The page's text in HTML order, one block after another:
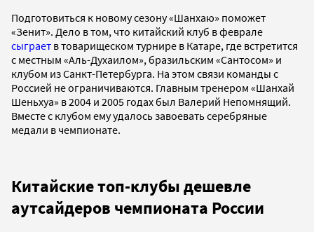
Подготовиться к новому сезону «Шанхаю» поможет
«Зенит». Дело в том, что китайский клуб в феврале
сыграет в товарищеском турнире в Катаре, где встретится
с местным «Аль-Духаилом», бразильским «Сантосом» и
клубом из Санкт-Петербурга. На этом связи команды с
Россией не ограничиваются. Главным тренером «Шанхай
Шеньхуа» в 2004 и 2005 годах был Валерий Непомнящий.
Вместе с клубом ему удалось завоевать серебряные
медали в чемпионате.
Китайские топ-клубы дешевле
аутсайдеров чемпионата России